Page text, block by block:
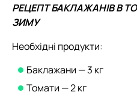
РЕЦЕПТ БАКЛАЖАНІВ В
ЗИМУ
Необхідні продукти:
Баклажани — 3 кг
Томати — 2 кг